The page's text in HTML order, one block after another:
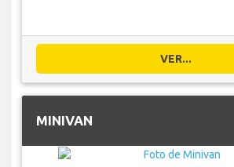
VER...
MINIVAN